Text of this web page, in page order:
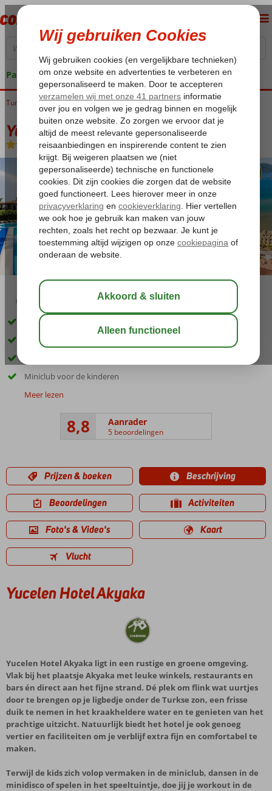
Pakketgarantie
Home
Turkije Egeische kust Marmaris Akyaka Yucelen Hotel Akyaka
Yucelen Hotel Akyaka
Logies en ontbijt -Hotel
03:30 aug 33°C
Rustige ligging direct aan het strand
Prachtige tuin met zwembad
Miniclub voor de kinderen
Meer lezen
8,8 Aanrader
5 beoordelingen
Prijzen & boeken Beschrijving
Beoordelingen Activiteiten
Foto's & Video's Kaart
Vlucht
Yucelen Hotel Akyaka
Yucelen Hotel Akyaka ligt in een rustige en groene omgeving.
Vlak bij het plaatsje Akyaka met leuke winkels, restaurants en
bars én direct aan het fijne strand. Dé plek om flink wat uurtjes
door te brengen op je ligbedje onder de Turkse zon, een frisse
duik te nemen in het kraakheldere water en te genieten van het
prachtige uitzicht. Natuurlijk biedt het hotel je ook genoeg
vertier en faciliteiten om je verblijf extra fijn en comfortabel te
maken.
Terwijl de kids zich volop vermaken in de miniclub, dansen in de
minidisco of spelen in het speeltuintje, doe jij je workout in de